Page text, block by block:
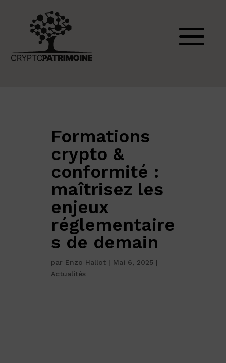
Formations
crypto &
conformité :
maîtrisez les
enjeux
réglementaire
s de demain
par Enzo Hallot| Mai 6, 2025 |
Actualités